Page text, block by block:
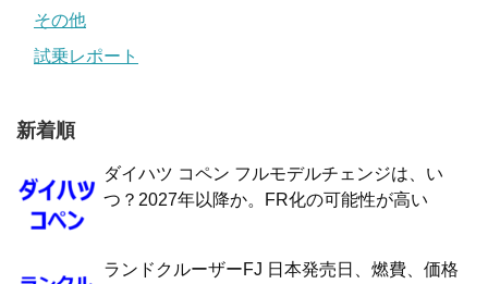
その他
試乗レポート
新着順
ダイハツ コペン フルモデルチェンジは、い
つ？2027年以降か。FR化の可能性が高い
ランドクルーザーFJ 日本発売日、燃費、価格